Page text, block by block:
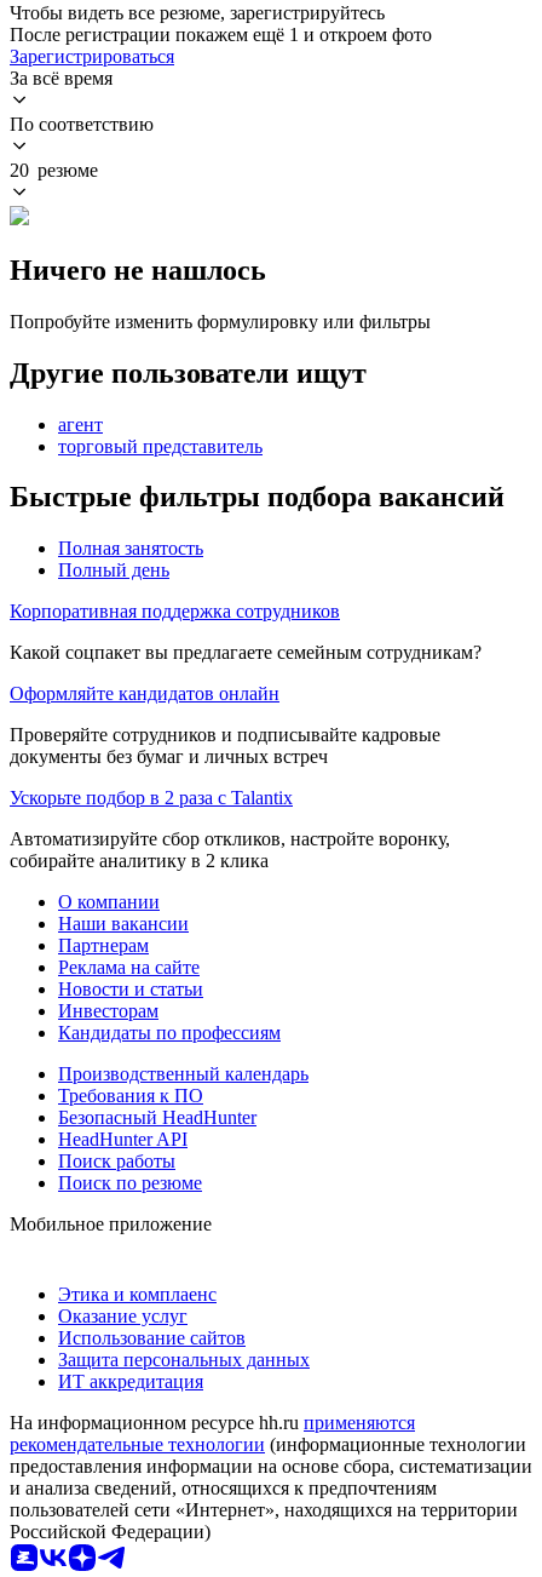
Чтобы видеть все резюме, зарегистрируйтесь
После регистрации покажем ещё 1 и откроем фото
Зарегистрироваться
За всё время
По соответствию
20 резюме
Ничего не нашлось
Попробуйте изменить формулировку или фильтры
Другие пользователи ищут
агент
торговый представитель
Быстрые фильтры подбора вакансий
Полная занятость
Полный день
Корпоративная поддержка сотрудников
Какой соцпакет вы предлагаете семейным сотрудникам?
Оформляйте кандидатов онлайн
Проверяйте сотрудников и подписывайте кадровые
документы без бумаг и личных встреч
Ускорьте подбор в 2 раза с Talantix
Автоматизируйте сбор откликов, настройте воронку,
собирайте аналитику в 2 клика
О компании
Наши вакансии
Партнерам
Реклама на сайте
Новости и статьи
Инвесторам
Кандидаты по профессиям
Производственный календарь
Требования к ПО
Безопасный HeadHunter
HeadHunter API
Поиск работы
Поиск по резюме
Мобильное приложение
Этика и комплаенс
Оказание услуг
Использование сайтов
Защита персональных данных
ИТ аккредитация
На информационном ресурсе hh.ru применяются
рекомендательные технологии (информационные технологии
предоставления информации на основе сбора, систематизации
и анализа сведений, относящихся к предпочтениям
пользователей сети «Интернет», находящихся на территории
Российской Федерации)